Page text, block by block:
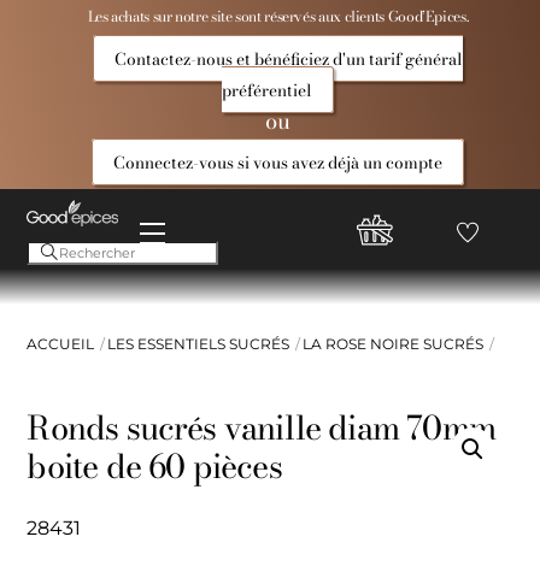
Les achats sur notre site sont réservés aux clients Good’Epices.
Contactez-nous et bénéficiez d'un tarif général
préférentiel
ou
Connectez-vous si vous avez déjà un compte
Menu
Compte
Good
Favoris
ACCUEIL LES ESSENTIELS SUCRÉS LA ROSE NOIRE SUCRÉS
Ronds sucrés vanille diam 70mm
boite de 60 pièces
28431